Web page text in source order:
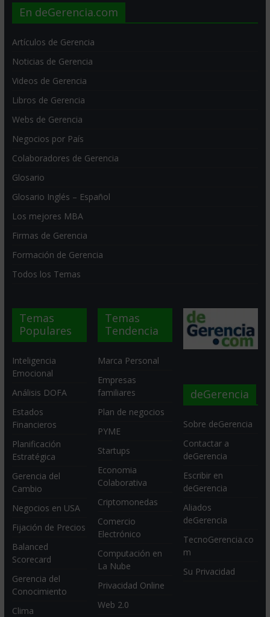
En deGerencia.com
Artículos de Gerencia
Noticias de Gerencia
Videos de Gerencia
Libros de Gerencia
Webs de Gerencia
Negocios por País
Colaboradores de Gerencia
Glosario
Glosario Inglés – Español
Los mejores MBA
Firmas de Gerencia
Formación de Gerencia
Todos los Temas
Temas
Populares
Inteligencia
Emocional
Análisis DOFA
Estados
Financieros
Planificación
Estratégica
Gerencia del
Cambio
Negocios en USA
Fijación de Precios
Balanced
Scorecard
Gerencia del
Conocimiento
Clima
Temas
Tendencia
Marca Personal
Empresas
familiares
Plan de negocios
PYME
Startups
Economia
Colaborativa
Criptomonedas
Comercio
Electrónico
Computación en
La Nube
Privacidad Online
Web 2.0
deGerencia
Sobre deGerencia
Contactar a
deGerencia
Escribir en
deGerencia
Aliados
deGerencia
TecnoGerencia.co
m
Su Privacidad